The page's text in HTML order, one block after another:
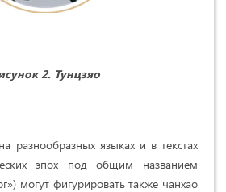
2. Тунцзяо
разнообразных языках и в текстах
эпох под общим названием
могут фигурировать также чанхао